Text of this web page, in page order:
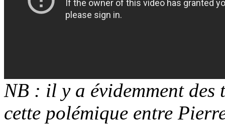
NB : il y a évidemment des
cette polémique entre